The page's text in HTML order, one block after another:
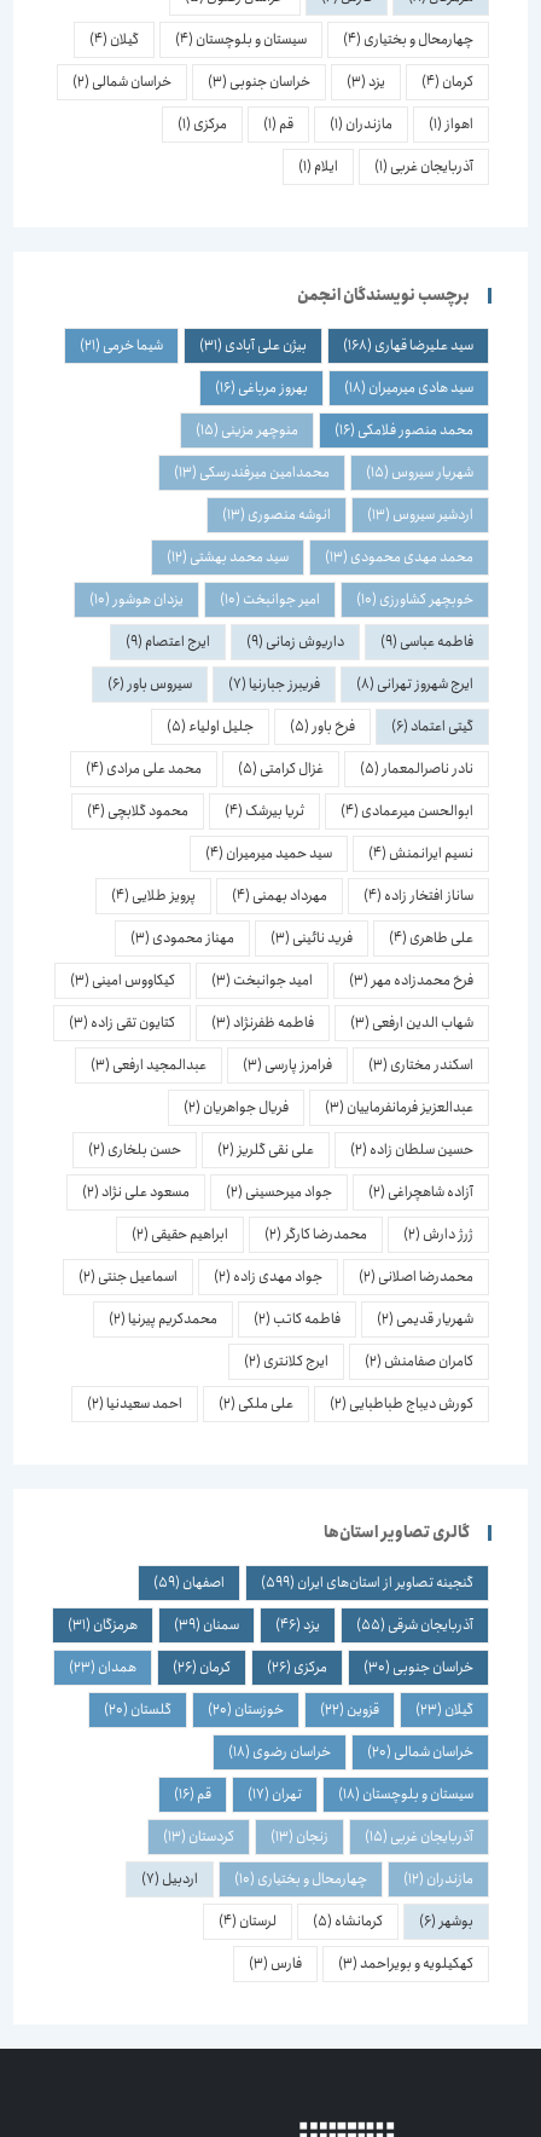
چهارمحال و بختیاری(4) سیستان و بلوچستان(4) گیلان(4)
کرمان(4)
(3) خراسان جنوبی(3) خراسان شمالی(2)
اهواز(1) مازندران(1)
(1) مرکزی(1)
آذربایجان غربی(1) ایلام(1)
برچسب نویسندگان انجمن
سید علیرضا قهاری(168) بیژن علی آبادی(31) شیما خرمی(21)
سید هادی میرمیران(18) بهروز مرباغی(16)
محمد منصور فلامکی(16) منوچهر مزینی(15)
شهریار سیروس(15) محمدامین میرفندرسکی(13)
اردشیر سیروس(13) انوشه منصوری(13)
محمد مهدی محمودی(13) سید محمد بهشتی(12)
خوبچهر کشاورزی(10) امیر جوانبخت(10) یزدان هوشور(10)
فاطمه عباسی(9) داریوش زمانی(9) ایرج اعتصام(9)
ایرج شهروز تهرانی(8) فریبرز جبارنیا(7) سیروس باور (6)
گیتی اعتماد(6) فرخ باور (5) جلیل اولیاء(5)
نادر ناصرالمعمار(5) غزال کرامتی(5) محمد علی مرادی(4)
ابوالحسن میرعمادی(4) ثریا بیرشک(4) محمود گلابچی(4)
نسیم ایرانمنش(4) سید حمید میرمیران(4)
ساناز افتخار زاده(4) مهرداد بهمنی(4) پرویز طلایی(4)
علی طاهری(4) فرید نائینی(3) مهناز محمودی(3)
فرخ محمدزاده مهر (3) امید جوانبخت(3) کیکاووس امینی(3)
شهاب الدین ارفعی(3) فاطمه ظفرنژاد(3) کتایون تقی زاده(3)
اسكندر مختاری(3) فرامرز پارسی(3) عبدالمجید ارفعی(3)
عبدالعزیز فرمانفرماییان(3) فریال جواهریان(2)
حسین سلطان زاده(2) علی نقی گلریز(2) حسن بلخاری(2)
آزاده شاهچراغی(2) جواد میرحسینی(2) مسعود علی نژاد (2)
ژرژ دارش(2) محمدرضا کارگر(2) ابراهیم حقیقی(2)
محمدرضا اصلانی(2) جواد مهدی زاده(2) اسماعیل جنتی(2)
شهریار قدیمی(2) فاطمه کاتب(2) محمدکریم پیرنیا(2)
کامران صفامنش(2) ایرج کلانتری(2)
کورش دیباج طباطبایی(2) علی ملکی(2) احمد سعیدنیا(2)
گالری تصاویر استان‌ها
گنجینه تصاویر از استان‌های ایران(599) اصفهان(59)
آذربایجان شرقی(55)
(46) سمنان(39) هرمزگان(31)
خراسان جنوبی(30) مرکزی(26) کرمان(26) همدان(23)
گیلان(23) قزوین(22) خوزستان(20) گلستان(20)
خراسان شمالی(20) خراسان رضوی(18)
سیستان و بلوچستان(18) تهران(17)
(16)
آذربایجان غربی(15) زنجان(13) کردستان(13)
مازندران(12) چهارمحال و بختیاری(10) اردبیل(7)
بوشهر(6) کرمانشاه(5) لرستان(4)
کهکیلویه و بویراحمد(3) فارس(3)